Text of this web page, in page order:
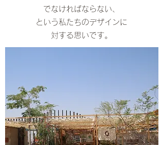
でなければならない、
という私たちのデザインに
対する思いです。